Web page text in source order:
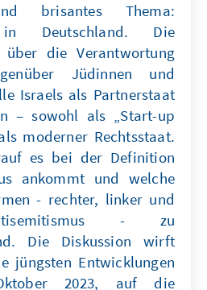
brisantes Thema:
in Deutschland. Die
die Verantwortung
Jüdinnen und
Israels als Partnerstaat
– sowohl als „Start-up
moderner Rechtsstaat.
es bei der Definition
ankommt und welche
- rechter, linker und
- zu
Die Diskussion wirft
jüngsten Entwicklungen
2023, auf die